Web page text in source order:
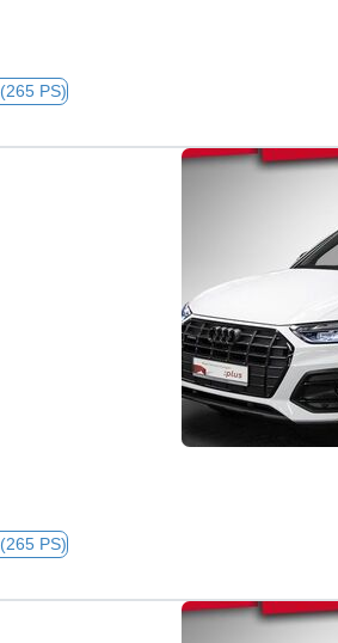
PS)
PS)